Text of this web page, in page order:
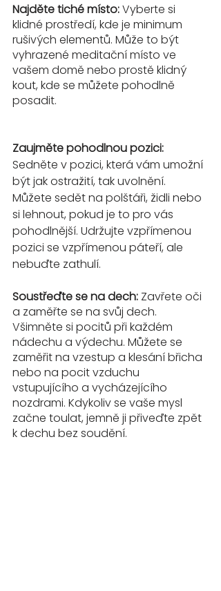
Najděte tiché místo: Vyberte si
klidné prostředí, kde je minimum
rušivých elementů. Může to být
vyhrazené meditační místo ve
vašem domě nebo prostě klidný
kout, kde se můžete pohodlně
posadit.
Zaujměte pohodlnou pozici:
Sedněte v pozici, která vám umožní
být jak ostražití, tak uvolnění.
Můžete sedět na polštáři, židli nebo
si lehnout, pokud je to pro vás
pohodlnější. Udržujte vzpřímenou
pozici se vzpřímenou páteří, ale
nebuďte zathulí.
Soustřeďte se na dech: Zavřete oči
a zaměřte se na svůj dech.
Všimněte si pocitů při každém
nádechu a výdechu. Můžete se
zaměřit na vzestup a klesání břicha
nebo na pocit vzduchu
vstupujícího a vycházejícího
nozdrami. Kdykoliv se vaše mysl
začne toulat, jemně ji přiveďte zpět
k dechu bez soudění.